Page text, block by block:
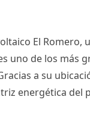
El Romero,
uno de los más
a su
energética del